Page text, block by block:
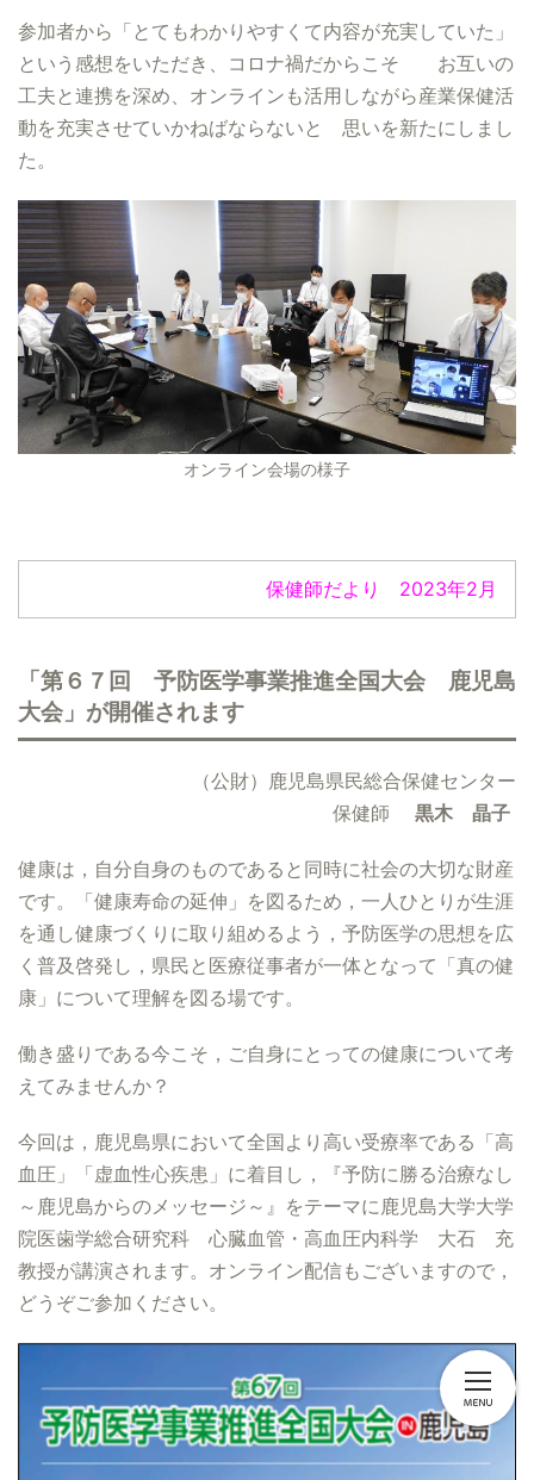
参加者から「とてもわかりやすくて内容が充実していた」
という感想をいただき、コロナ禍だからこそ お互いの
工夫と連携を深め、オンラインも活用しながら産業保健活
動を充実させていかねばならないと 思いを新たにしまし
た。
オンライン会場の様子
保健師だより 2023年2月
「第６７回 予防医学事業推進全国大会 鹿児島
大会」が開催されます
（公財）鹿児島県民総合保健センター
保健師
黒木 晶子
健康は，自分自身のものであると同時に社会の大切な財産
です。「健康寿命の延伸」を図るため，一人ひとりが生涯
を通し健康づくりに取り組めるよう，予防医学の思想を広
く普及啓発し，県民と医療従事者が一体となって「真の健
康」について理解を図る場です。
働き盛りである今こそ，ご自身にとっての健康について考
えてみませんか？
今回は，鹿児島県において全国より高い受療率である「高
血圧」「虚血性心疾患」に着目し，『予防に勝る治療なし
～鹿児島からのメッセージ～』をテーマに鹿児島大学大学
院医歯学総合研究科 心臓血管・高血圧内科学 大石 充
教授が講演されます。オンライン配信もございますので，
どうぞご参加ください。